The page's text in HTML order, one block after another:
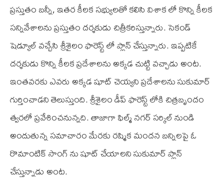
ప్రస్తుతం బన్నీ, ఇతర కీలక సభ్యులతో కలిసి విశాక లో కొన్ని కీలక
సన్నివేశాలను ప్రస్తుతం దర్శకుడు చిత్రీకరిస్తున్నారు. సెకండ్
షెడ్యూల్ వచ్చేసి శ్రీశైలం ఫారెస్ట్ లో ప్లాన్ చేస్తున్నారు. ఇప్పటికే
దర్శకుడు కొన్ని కీలక ప్రదేశాలను అక్కడ చుట్టి వచ్చాడు అంట.
ఇంతవరకు ఎవరు అక్కడ షూట్ చెయ్యని ప్రదేశాలను సుకుమార్
గుర్తించాడని తెలుస్తుంది. శ్రీశైలం డీప్ ఫారెస్ట్ లోకి చిత్రబృందం
త్వరలో ప్రవేశించనున్నది. తాజాగా ఫిల్మ్ నగర్ సర్కిల్ నుండి
అందుతున్న సమాచారం మేరకు రష్మిక మందన బన్నిలపై ఓ
రొమాంటిక్ సాంగ్ ను షూట్ చేయాలని సుకుమార్ ప్లాన్
చేస్తున్నాడు అంట.